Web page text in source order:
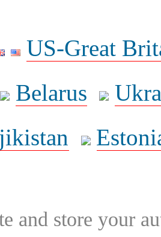
US-Great
Belarus
and store your